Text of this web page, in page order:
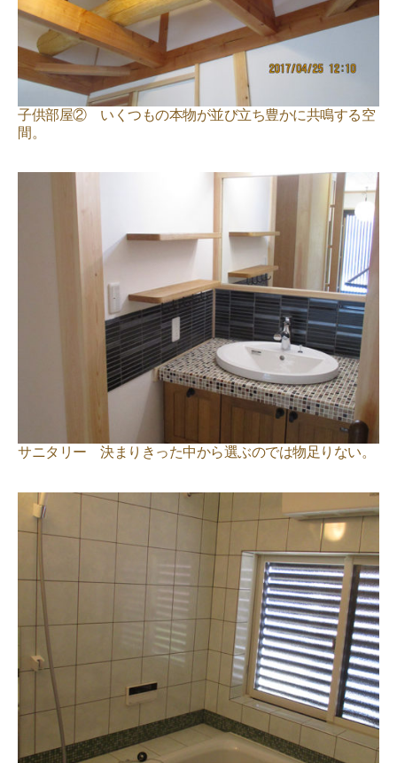
子供部屋② いくつもの本物が並び立ち豊かに共鳴する空
間。
サニタリー 決まりきった中から選ぶのでは物足りない。